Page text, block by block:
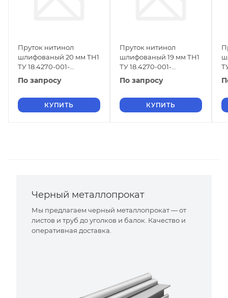
Пруток нитинол
шлифованый 20 мм ТН1
ТУ 18.4270-001-
16980791-2013
По запросу
КУПИТЬ
Пруток нитинол
шлифованый 19 мм ТН1
ТУ 18.4270-001-
16980791-2013
По запросу
КУПИТЬ
Черный металлопрокат
Мы предлагаем черный металлопрокат — от
листов и труб до уголков и балок. Качество и
оперативная доставка.